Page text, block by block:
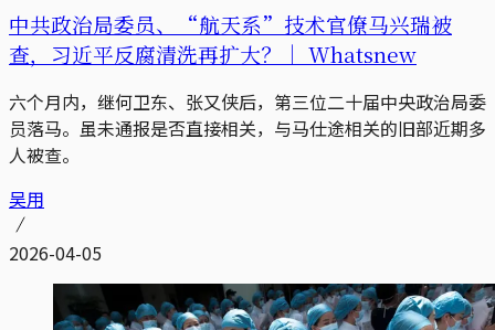
中共政治局委员、“航天系”技术官僚马兴瑞被
查，习近平反腐清洗再扩大？｜ Whatsnew
六个月内，继何卫东、张又侠后，第三位二十届中央政治局委
员落马。虽未通报是否直接相关，与马仕途相关的旧部近期多
人被查。
吴用
2026-04-05